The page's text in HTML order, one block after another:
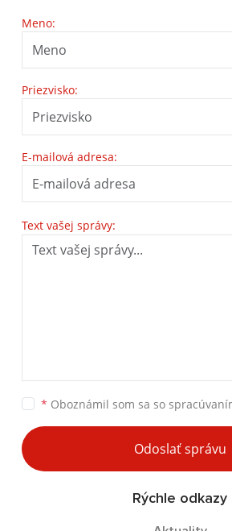
Meno:
Priezvisko:
E-mailová adresa:
Text vašej správy:
* Oboznámil som sa so
Odoslať správu
Rýchle odkazy